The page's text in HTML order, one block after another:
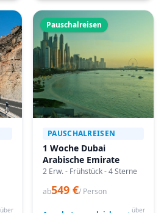
über
Pauschalreisen
PAUSCHALREISEN
1 Woche Dubai
Arabische Emirate
2 Erw. - Frühstück - 4 Sterne
ab549 €/ Person
über